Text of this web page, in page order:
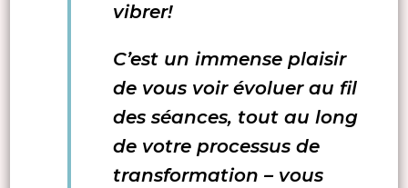
vibrer!
C’est un immense plaisir
de vous voir évoluer au fil
des séances, tout au long
de votre processus de
transformation – vous